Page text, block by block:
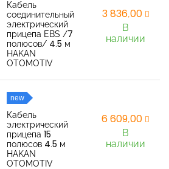
Кабель
соединительный
электрический
прицепа EBS /7
полюсов/ 4.5 м
HAKAN
OTOMOTIV
3 836,00
В
наличии
new
Кабель
электрический
прицепа 15
полюсов 4.5 м
HAKAN
OTOMOTIV
6 609,00
В
наличии